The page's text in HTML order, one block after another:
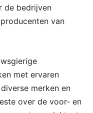
de bedrijven
van
met ervaren
merken en
over de voor- en